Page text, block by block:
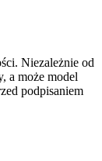
Niezależnie od
a może model
podpisaniem